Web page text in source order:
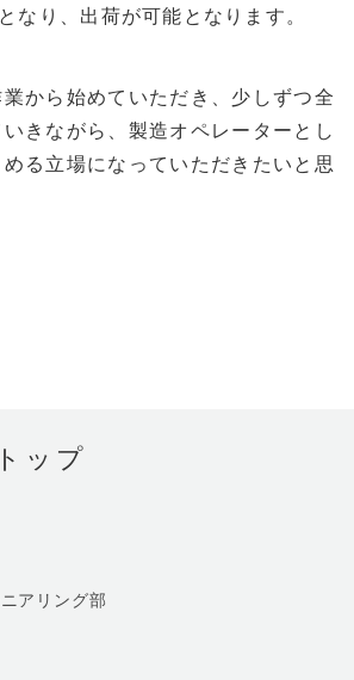
なり、出荷が可能となります。
から始めていただき、少しずつ全
きながら、製造オペレーターとし
る立場になっていただきたいと思
ップ
アリング部